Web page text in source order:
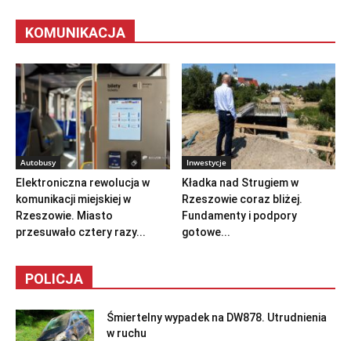
KOMUNIKACJA
Autobusy
Elektroniczna rewolucja w
komunikacji miejskiej w
Rzeszowie. Miasto
przesuwało cztery razy...
Inwestycje
Kładka nad Strugiem w
Rzeszowie coraz bliżej.
Fundamenty i podpory
gotowe...
POLICJA
Śmiertelny wypadek na DW878. Utrudnienia
w ruchu